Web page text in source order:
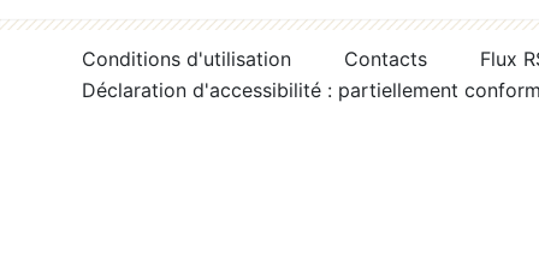
Conditions d'utilisation Contacts
Flux
Déclaration d'accessibilité : partiellement